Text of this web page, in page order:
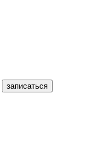
записаться